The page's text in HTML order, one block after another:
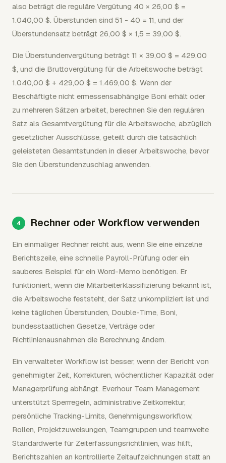
also beträgt die reguläre Vergütung 40 × 26,00 $ =
1.040,00 $. Überstunden sind 51 - 40 = 11, und der
Überstundensatz beträgt 26,00 $ × 1,5 = 39,00 $.
Die Überstundenvergütung beträgt 11 × 39,00 $ = 429,00
$, und die Bruttovergütung für die Arbeitswoche beträgt
1.040,00 $ + 429,00 $ = 1.469,00 $. Wenn der
Beschäftigte nicht ermessensabhängige Boni erhält oder
zu mehreren Sätzen arbeitet, berechnen Sie den regulären
Satz als Gesamtvergütung für die Arbeitswoche, abzüglich
gesetzlicher Ausschlüsse, geteilt durch die tatsächlich
geleisteten Gesamtstunden in dieser Arbeitswoche, bevor
Sie den Überstundenzuschlag anwenden.
Rechner oder Workflow verwenden
Ein einmaliger Rechner reicht aus, wenn Sie eine einzelne
Berichtszeile, eine schnelle Payroll-Prüfung oder ein
sauberes Beispiel für ein Word-Memo benötigen. Er
funktioniert, wenn die Mitarbeiterklassifizierung bekannt ist,
die Arbeitswoche feststeht, der Satz unkompliziert ist und
keine täglichen Überstunden, Double-Time, Boni,
bundesstaatlichen Gesetze, Verträge oder
Richtlinienausnahmen die Berechnung ändern.
Ein verwalteter Workflow ist besser, wenn der Bericht von
genehmigter Zeit, Korrekturen, wöchentlicher Kapazität oder
Managerprüfung abhängt. Everhour Team Management
unterstützt Sperrregeln, administrative Zeitkorrektur,
persönliche Tracking-Limits, Genehmigungsworkflow,
Rollen, Projektzuweisungen, Teamgruppen und teamweite
Standardwerte für Zeiterfassungsrichtlinien, was hilft,
Berichtszahlen an kontrollierte Zeitaufzeichnungen statt an